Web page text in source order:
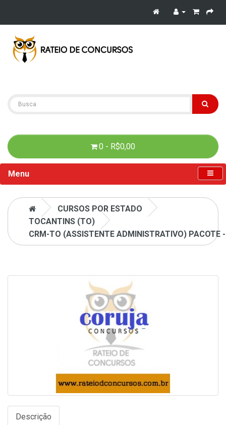
0 - R$0,00
Menu
CURSOS POR ESTADO
TOCANTINS (TO)
CRM-TO (ASSISTENTE ADMINISTRATIVO) PACOTE
Descrição